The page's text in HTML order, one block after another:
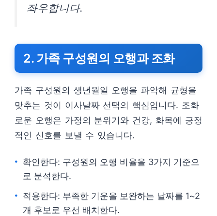
좌우합니다.
2. 가족 구성원의 오행과 조화
가족 구성원의 생년월일 오행을 파악해 균형을
맞추는 것이 이사날짜 선택의 핵심입니다. 조화
로운 오행은 가정의 분위기와 건강, 화목에 긍정
적인 신호를 보낼 수 있습니다.
확인한다: 구성원의 오행 비율을 3가지 기준으
로 분석한다.
적용한다: 부족한 기운을 보완하는 날짜를 1~2
개 후보로 우선 배치한다.